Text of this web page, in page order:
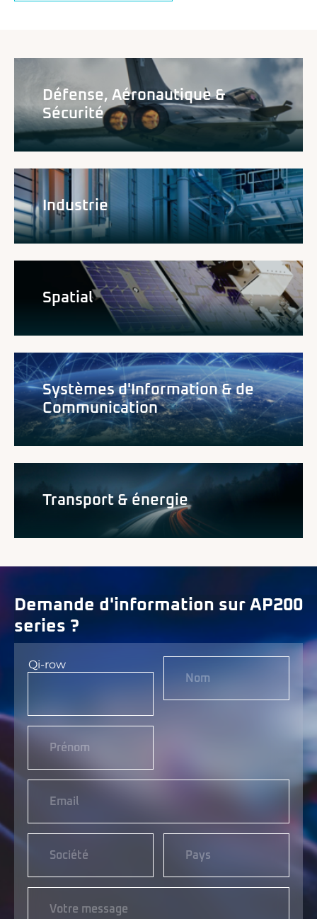
Défense, Aéronautique &
Sécurité
Industrie
Spatial
Systèmes d'Information & de
Communication
Transport & énergie
Demande d'information sur AP200
series ?
Qi-row